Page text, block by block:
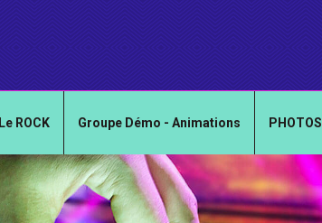
Le ROCK Groupe Démo - Animations PHOTOS